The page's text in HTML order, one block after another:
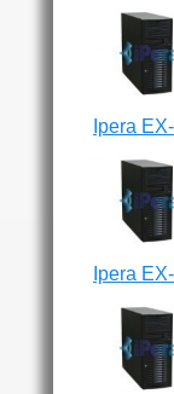
Ipera
Ipera